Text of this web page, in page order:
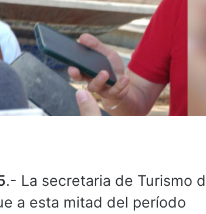
.- La secretaria de Turismo
a esta mitad del período